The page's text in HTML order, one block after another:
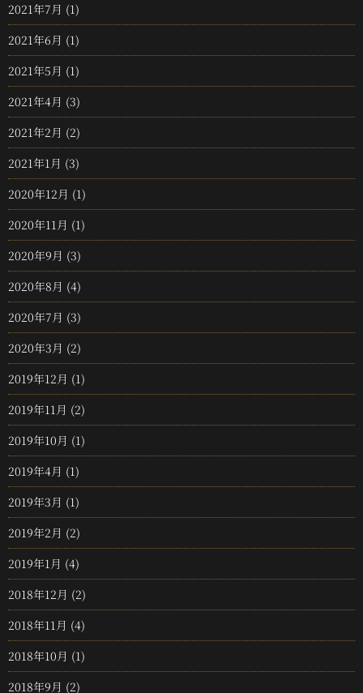
2021年7月 (1)
2021年6月 (1)
2021年5月 (1)
2021年4月 (3)
2021年2月 (2)
2021年1月 (3)
2020年12月 (1)
2020年11月 (1)
2020年9月 (3)
2020年8月 (4)
2020年7月 (3)
2020年3月 (2)
2019年12月 (1)
2019年11月 (2)
2019年10月 (1)
2019年4月 (1)
2019年3月 (1)
2019年2月 (2)
2019年1月 (4)
2018年12月 (2)
2018年11月 (4)
2018年10月 (1)
2018年9月 (2)